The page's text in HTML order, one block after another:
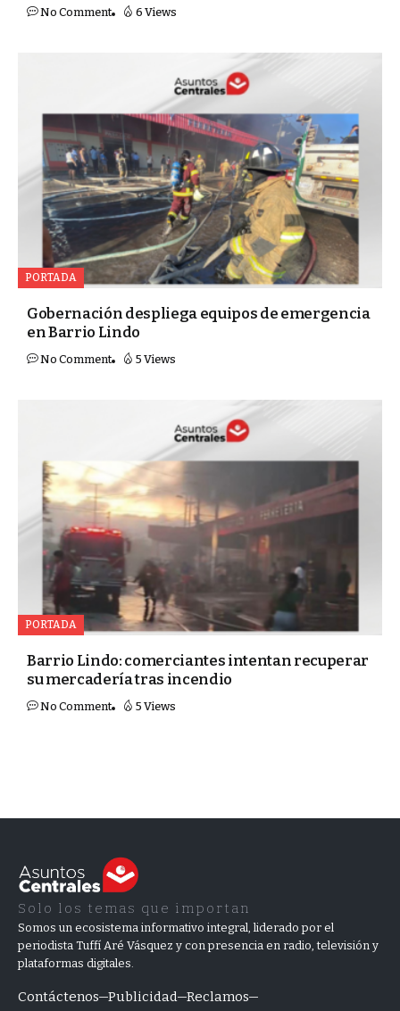
No Comment 6 Views
PORTADA
Gobernación despliega equipos de emergencia
en Barrio Lindo
No Comment 5 Views
PORTADA
Barrio Lindo: comerciantes intentan recuperar
su mercadería tras incendio
No Comment 5 Views
Solo los temas que importan
Somos un ecosistema informativo integral, liderado por el
periodista Tuffí Aré Vásquez y con presencia en radio, televisión y
plataformas digitales.
Contáctenos Publicidad Reclamos